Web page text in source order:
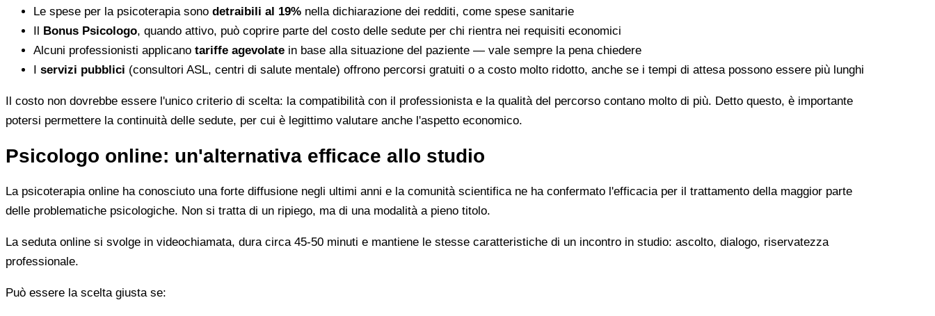
Le spese per la psicoterapia sono detraibili al 19% nella dichiarazione dei redditi, come spese sanitarie
Il Bonus Psicologo, quando attivo, può coprire parte del costo delle sedute per chi rientra nei requisiti economici
Alcuni professionisti applicano tariffe agevolate in base alla situazione del paziente — vale sempre la pena chiedere
I servizi pubblici (consultori ASL, centri di salute mentale) offrono percorsi gratuiti o a costo molto ridotto, anche se i tempi di attesa possono essere più lunghi
Il costo non dovrebbe essere l'unico criterio di scelta: la compatibilità con il professionista e la qualità del percorso contano molto di più. Detto questo, è importante
potersi permettere la continuità delle sedute, per cui è legittimo valutare anche l'aspetto economico.
Psicologo online: un'alternativa efficace allo studio
La psicoterapia online ha conosciuto una forte diffusione negli ultimi anni e la comunità scientifica ne ha confermato l'efficacia per il trattamento della maggior parte
delle problematiche psicologiche. Non si tratta di un ripiego, ma di una modalità a pieno titolo.
La seduta online si svolge in videochiamata, dura circa 45-50 minuti e mantiene le stesse caratteristiche di un incontro in studio: ascolto, dialogo, riservatezza
professionale.
Può essere la scelta giusta se: